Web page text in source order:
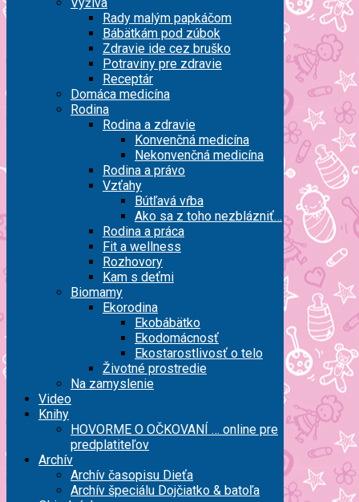
Rady malým papkáčom
Bábätkám pod zúbok
Zdravie ide cez bruško
Potraviny pre zdravie
Receptár
Domáca medicína
Rodina
Rodina a zdravie
Konvenčná medicína
Nekonvenčná medicína
Rodina a právo
Vzťahy
Bútľavá vŕba
Ako sa z toho nezblázniť…
Rodina a práca
Fit a wellness
Rozhovory
Kam s deťmi
Biomamy
Ekorodina
Ekobábätko
Ekodomácnosť
Ekostarostlivosť o telo
Životné prostredie
Na zamyslenie
Video
Knihy
HOVORME O OČKOVANÍ … online pre
predplatiteľov
Archív
Archív časopisu Dieťa
Archív špeciálu Dojčiatko & batoľa